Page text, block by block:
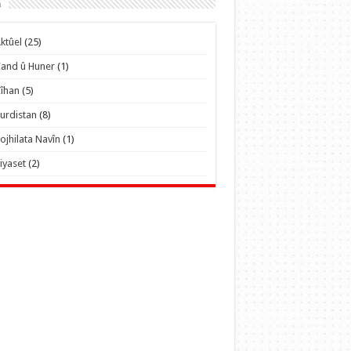
(25)
û Huner (1)
(5)
(8)
Navîn (1)
(2)